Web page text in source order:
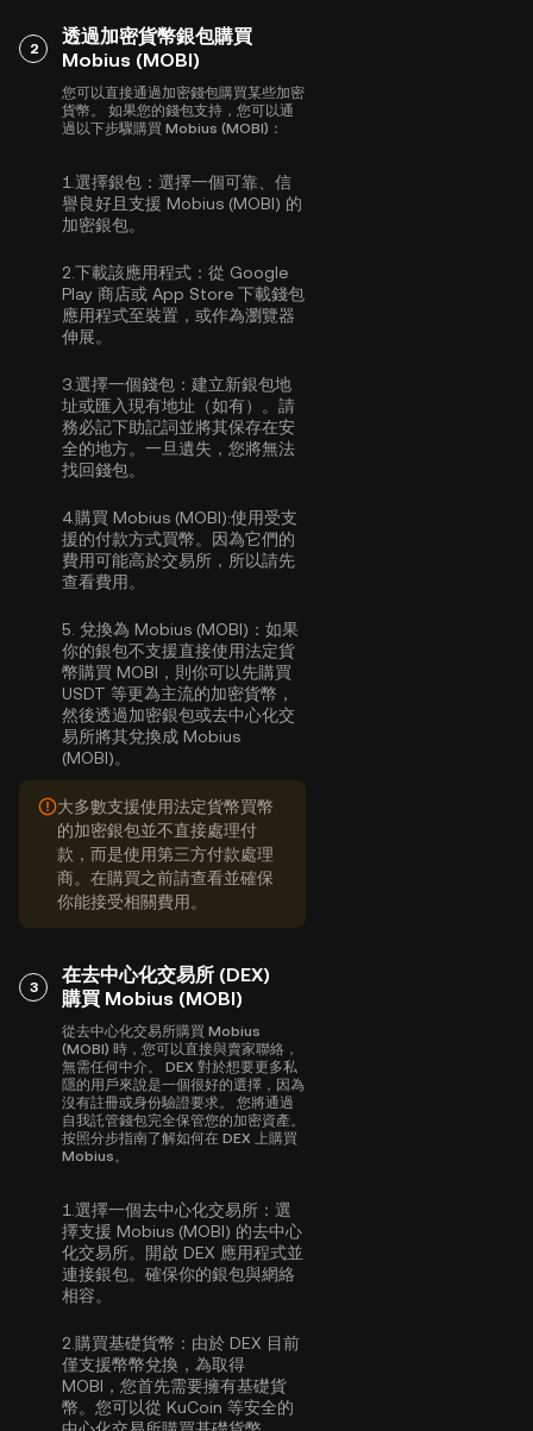
2
透過加密貨幣銀包購買
Mobius (MOBI)
您可以直接通過加密錢包購買某些加密
貨幣。 如果您的錢包支持，您可以通
過以下步驟購買 Mobius (MOBI)：
1. 選擇銀包： 選擇一個可靠、信
譽良好且支援 Mobius (MOBI) 的
加密銀包。
2. 下載該應用程式： 從 Google
Play 商店或 App Store 下載錢包
應用程式至裝置，或作為瀏覽器
伸展。
3.選擇一個錢包： 建立新銀包地
址或匯入現有地址（如有）。請
務必記下助記詞並將其保存在安
全的地方。一旦遺失，您將無法
找回錢包。
4.購買 Mobius (MOBI):使用受支
援的付款方式買幣。因為它們的
費用可能高於交易所，所以請先
查看費用。
5. 兌換為 Mobius (MOBI)： 如果
你的銀包不支援直接使用法定貨
幣購買 MOBI，則你可以先購買
USDT 等更為主流的加密貨幣，
然後透過加密銀包或去中心化交
易所將其兌換成 Mobius
(MOBI)。
大多數支援使用法定貨幣買幣
的加密銀包並不直接處理付
款，而是使用第三方付款處理
商。在購買之前請查看並確保
你能接受相關費用。
3
在去中心化交易所 (DEX)
購買 Mobius (MOBI)
從去中心化交易所購買 Mobius
(MOBI) 時，您可以直接與賣家聯絡，
無需任何中介。 DEX 對於想要更多私
隱的用戶來說是一個很好的選擇，因為
沒有註冊或身份驗證要求。 您將通過
自我託管錢包完全保管您的加密資產。
按照分步指南了解如何在 DEX 上購買
Mobius。
1. 選擇一個去中心化交易所： 選
擇支援 Mobius (MOBI) 的去中心
化交易所。開啟 DEX 應用程式並
連接銀包。確保你的銀包與網絡
相容。
2. 購買基礎貨幣： 由於 DEX 目前
僅支援幣幣兌換，為取得
MOBI，您首先需要擁有基礎貨
幣。您可以從 KuCoin 等安全的